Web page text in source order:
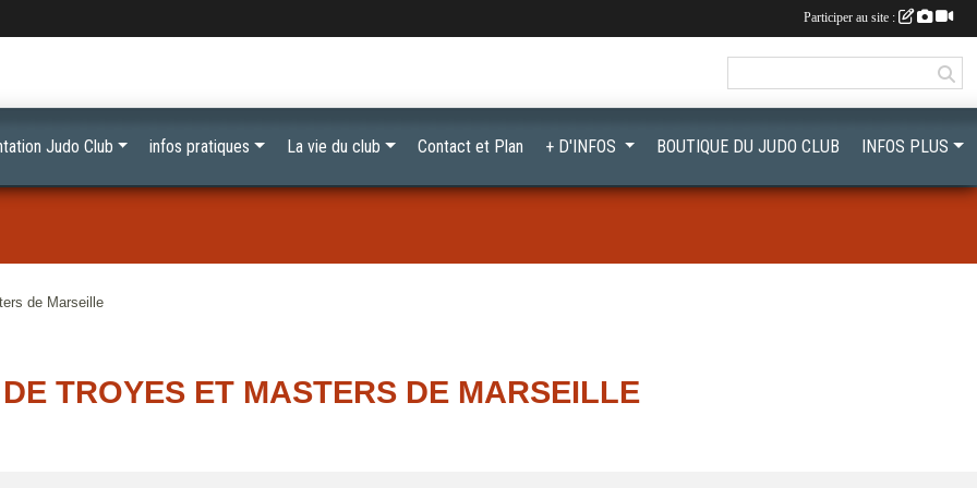
de Marseille
TROYES ET MASTERS DE MARSEILLE
Judo Club infos pratiques La vie du club Contact et Plan + D'INFOS BOUTIQUE DU JUDO CLUB INFOS PLUS
Participer au site :